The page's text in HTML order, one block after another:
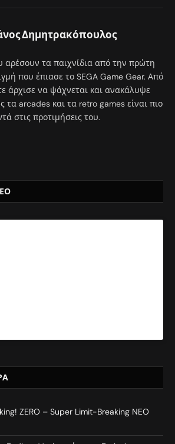
Δημητρακόπουλος
αρέσουν τα παιχνίδια από την πρώτη
που έπιασε το SEGA Game Gear. Από
άρχισε να ψάχνεται και ανακάλυψε
τα arcades και τα retro games είναι πιο
στις προτιμήσεις του.
ZERO – Super Limit-Breaking NEO